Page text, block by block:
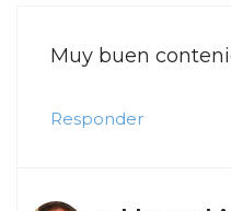
Muy buen
Responder